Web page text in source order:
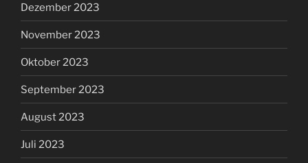
Dezember 2023
November 2023
Oktober 2023
September 2023
August 2023
Juli 2023